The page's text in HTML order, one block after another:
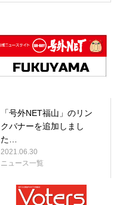
「号外NET福山」のリン
クバナーを追加しまし
た…
2021.06.30
ニュース一覧